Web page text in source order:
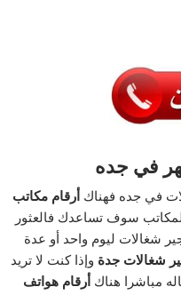
في جده
في جده فهناكأرقام مكاتب
سوف تساعدك فالعثور
شغالات ليوم واحد أو عدة
شغالات جدة وإذا كنت لا تريد
مباشرا هناكأرقام هواتف